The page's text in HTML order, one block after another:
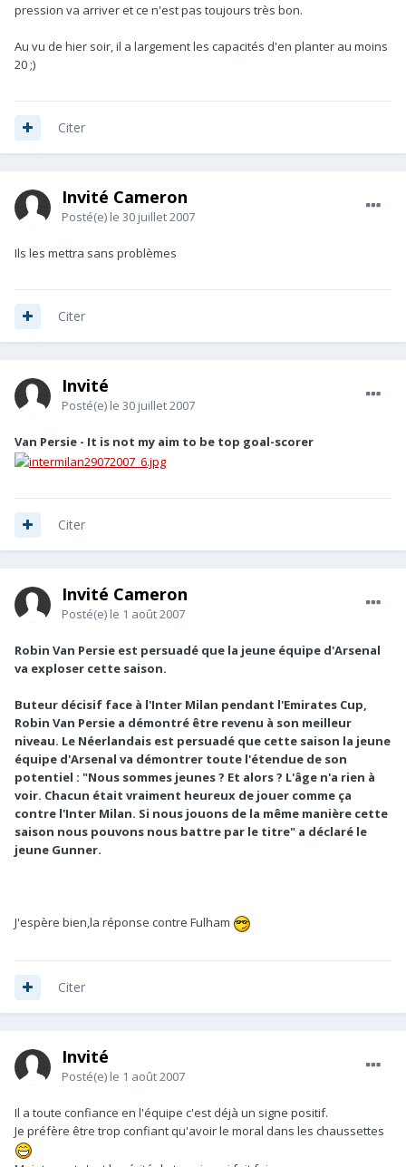
pression va arriver et ce n'est pas toujours très bon.
Au vu de hier soir, il a largement les capacités d'en planter au moins
20 ;)
Citer
Invité Cameron
Posté(e) le 30 juillet 2007
Ils les mettra sans problèmes
Citer
Invité
Posté(e) le 30 juillet 2007
Van Persie - It is not my aim to be top goal-scorer
Citer
Invité Cameron
Posté(e) le 1 août 2007
Robin Van Persie est persuadé que la jeune équipe d'Arsenal
va exploser cette saison.
Buteur décisif face à l'Inter Milan pendant l'Emirates Cup,
Robin Van Persie a démontré être revenu à son meilleur
niveau. Le Néerlandais est persuadé que cette saison la jeune
équipe d'Arsenal va démontrer toute l'étendue de son
potentiel : "Nous sommes jeunes ? Et alors ? L'âge n'a rien à
voir. Chacun était vraiment heureux de jouer comme ça
contre l'Inter Milan. Si nous jouons de la même manière cette
saison nous pouvons nous battre par le titre" a déclaré le
jeune Gunner.
J'espère bien,la réponse contre Fulham
Citer
Invité
Posté(e) le 1 août 2007
Il a toute confiance en l'équipe c'est déjà un signe positif.
Je préfère être trop confiant qu'avoir le moral dans les chaussettes